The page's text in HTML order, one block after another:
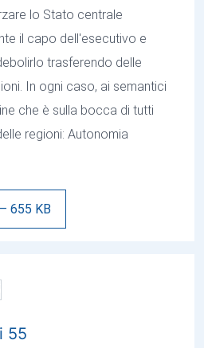
lo Stato centrale
il capo dell'esecutivo e
trasferendo delle
In ogni caso, ai semantici
che è sulla bocca di tutti
regioni: Autonomia
655 KB
55